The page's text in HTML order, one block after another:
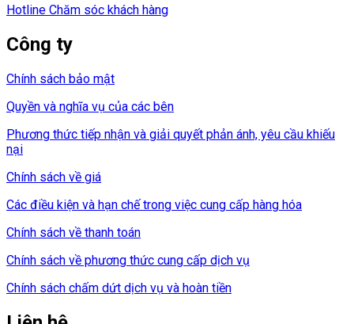
Hotline Chăm sóc khách hàng
Công ty
Chính sách bảo mật
Quyền và nghĩa vụ của các bên
Phương thức tiếp nhận và giải quyết phản ánh, yêu cầu khiếu
nại
Chính sách về giá
Các điều kiện và hạn chế trong việc cung cấp hàng hóa
Chính sách về thanh toán
Chính sách về phương thức cung cấp dịch vụ
Chính sách chấm dứt dịch vụ và hoàn tiền